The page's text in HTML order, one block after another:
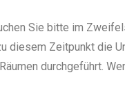
Sie bitte im
diesem Zeitpunkt die
durchgeführt.